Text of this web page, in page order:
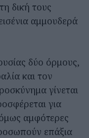
δική τους
αμμουδερά
δύο όρμους,
και τον
γίνεται
για
αμφότερες
επάξια